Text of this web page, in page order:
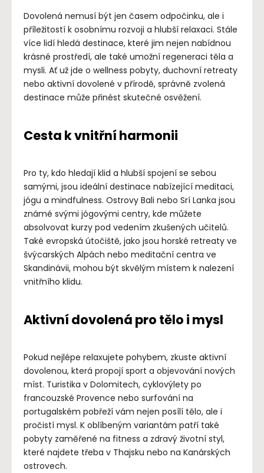
Dovolená nemusí být jen časem odpočinku, ale i
příležitostí k osobnímu rozvoji a hlubší relaxaci. Stále
více lidí hledá destinace, které jim nejen nabídnou
krásné prostředí, ale také umožní regeneraci těla a
mysli. Ať už jde o wellness pobyty, duchovní retreaty
nebo aktivní dovolené v přírodě, správně zvolená
destinace může přinést skutečné osvěžení.
Cesta k vnitřní harmonii
Pro ty, kdo hledají klid a hlubší spojení se sebou
samými, jsou ideální destinace nabízející meditaci,
jógu a mindfulness. Ostrovy Bali nebo Srí Lanka jsou
známé svými jógovými centry, kde můžete
absolvovat kurzy pod vedením zkušených učitelů.
Také evropská útočiště, jako jsou horské retreaty ve
švýcarských Alpách nebo meditační centra ve
Skandinávii, mohou být skvělým místem k nalezení
vnitřního klidu.
Aktivní dovolená pro tělo i mysl
Pokud nejlépe relaxujete pohybem, zkuste aktivní
dovolenou, která propojí sport a objevování nových
míst. Turistika v Dolomitech, cyklovýlety po
francouzské Provence nebo surfování na
portugalském pobřeží vám nejen posílí tělo, ale i
pročistí mysl. K oblíbeným variantám patří také
pobyty zaměřené na fitness a zdravý životní styl,
které najdete třeba v Thajsku nebo na Kanárských
ostrovech.